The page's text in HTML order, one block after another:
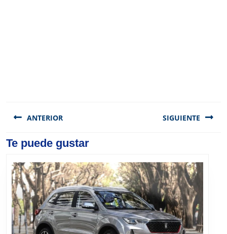
de
ANTERIOR
Previous
SIGUIENTE
Te puede gustar